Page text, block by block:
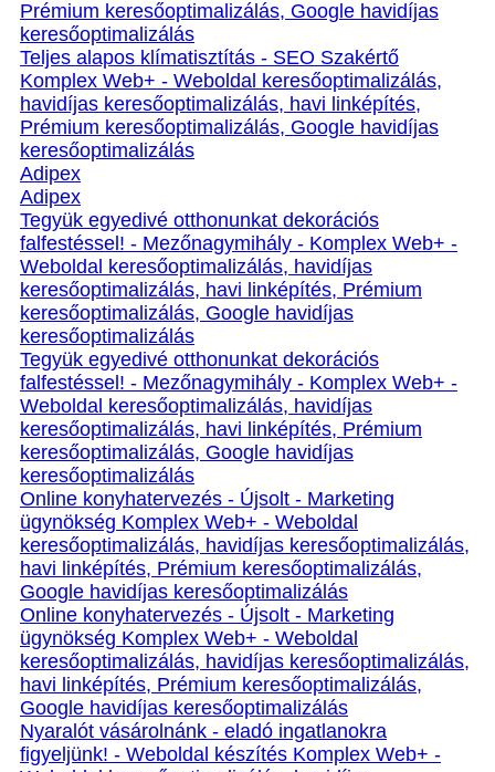
Prémium keresőoptimalizálás, Google havidíjas
keresőoptimalizálás
Teljes alapos klímatisztítás - SEO Szakértő
Komplex Web+ - Weboldal keresőoptimalizálás,
havidíjas keresőoptimalizálás, havi linképítés,
Prémium keresőoptimalizálás, Google havidíjas
keresőoptimalizálás
Adipex
Adipex
Tegyük egyedivé otthonunkat dekorációs
falfestéssel! - Mezőnagymihály - Komplex Web+ -
Weboldal keresőoptimalizálás, havidíjas
keresőoptimalizálás, havi linképítés, Prémium
keresőoptimalizálás, Google havidíjas
keresőoptimalizálás
Tegyük egyedivé otthonunkat dekorációs
falfestéssel! - Mezőnagymihály - Komplex Web+ -
Weboldal keresőoptimalizálás, havidíjas
keresőoptimalizálás, havi linképítés, Prémium
keresőoptimalizálás, Google havidíjas
keresőoptimalizálás
Online konyhatervezés - Újsolt - Marketing
ügynökség Komplex Web+ - Weboldal
keresőoptimalizálás, havidíjas keresőoptimalizálás,
havi linképítés, Prémium keresőoptimalizálás,
Google havidíjas keresőoptimalizálás
Online konyhatervezés - Újsolt - Marketing
ügynökség Komplex Web+ - Weboldal
keresőoptimalizálás, havidíjas keresőoptimalizálás,
havi linképítés, Prémium keresőoptimalizálás,
Google havidíjas keresőoptimalizálás
Nyaralót vásárolnánk - eladó ingatlanokra
figyeljünk! - Weboldal készítés Komplex Web+ -